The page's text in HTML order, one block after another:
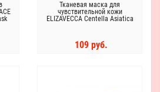
Тканевая маска для
чувствительной кожи
ELIZAVECCA Centella Asiatica
109 руб.